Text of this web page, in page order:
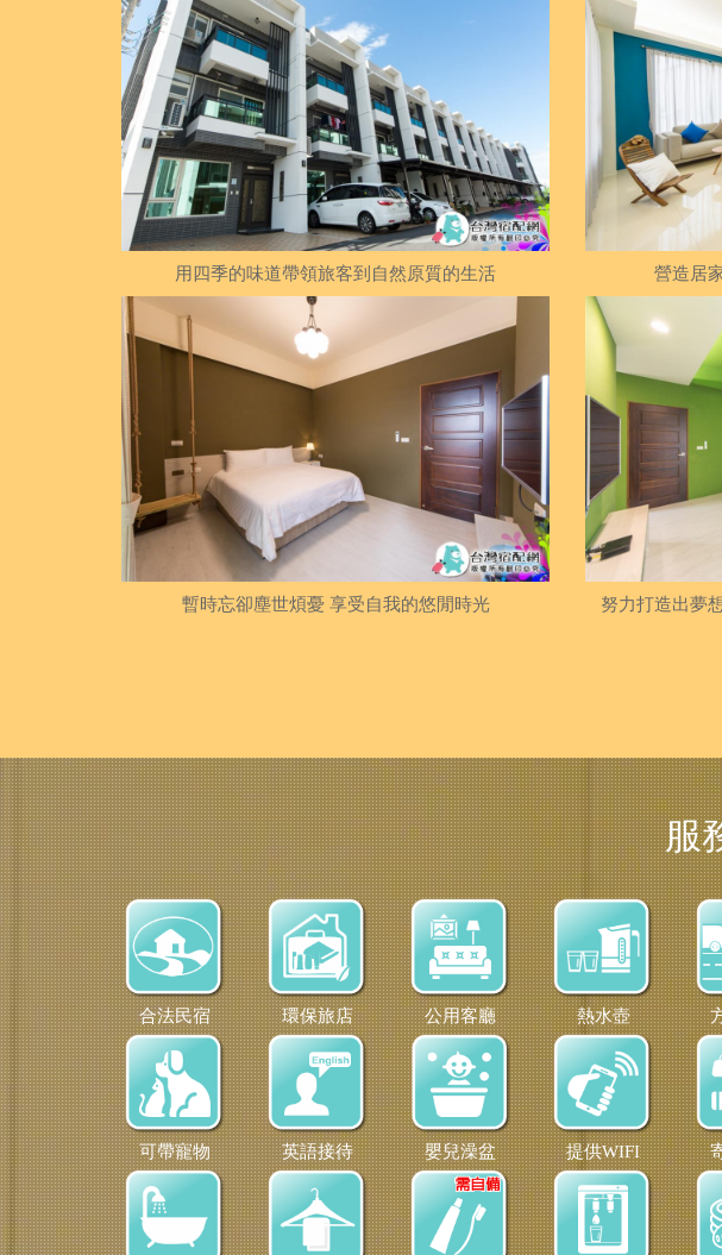
用四季的味道帶領旅客到自然原質的生活 營造居
暫時忘卻塵世煩憂 享受自我的悠閒時光 努力打造出夢
服
合法民宿 環保旅店 公用客廳 熱水壺
可帶寵物 英語接待 嬰兒澡盆 提供WIFI